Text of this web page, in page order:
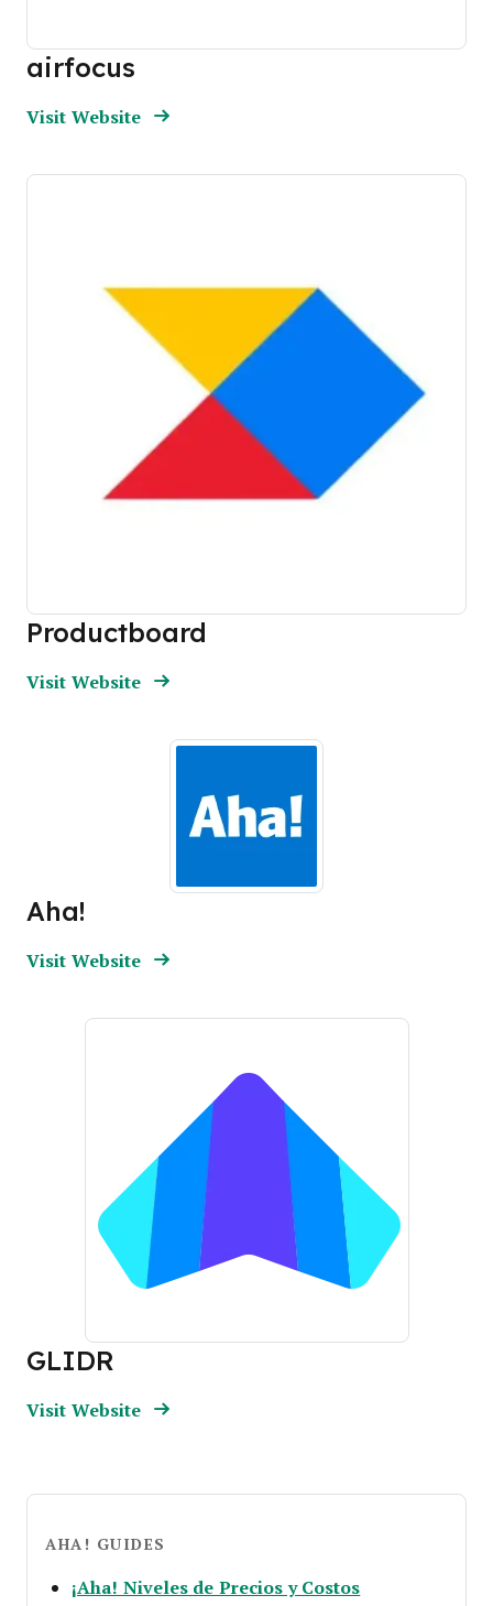
airfocus
Visit WebsiteOpens New Window
Productboard
Visit WebsiteOpens New Window
Aha!
Visit WebsiteOpens New Window
GLIDR
Visit WebsiteOpens New Window
AHA! GUIDES
¡Aha! Niveles de Precios y CostosOpens new